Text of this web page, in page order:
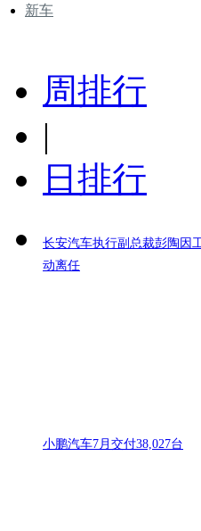
新车
周排行
|
日排行
长安汽车执行副总裁彭陶因
动离任
小鹏汽车7月交付38,027台